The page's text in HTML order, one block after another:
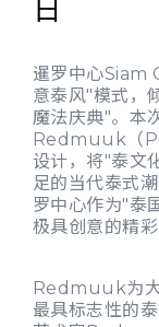
日
暹罗中心Siam
意泰风"模式，
魔法庆典"。本
Redmuuk（
设计，将"泰文
足的当代泰式
罗中心作为"泰
极具创意的精彩
Redmuuk为大
最具标志性的